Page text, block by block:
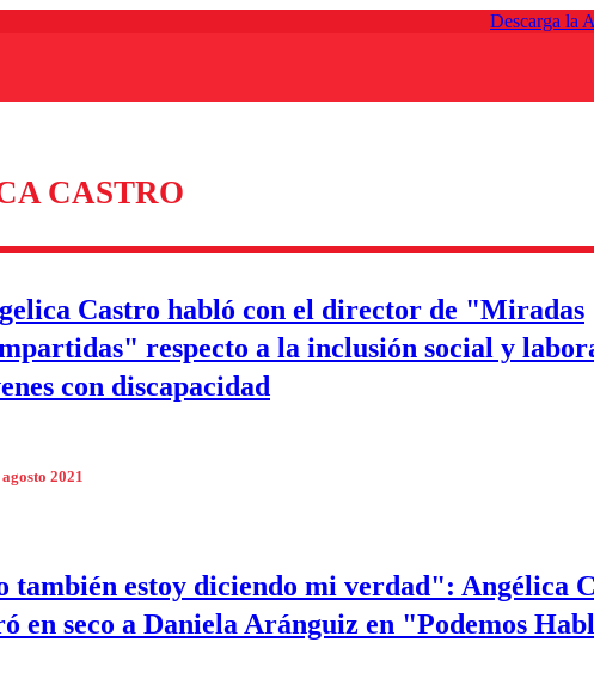
Descarga la
CASTRO
Castro habló con el director de "Miradas
respecto a la inclusión social y
con discapacidad
2021
también estoy diciendo mi verdad": Angélica
en seco a Daniela Aránguiz en "Podemos